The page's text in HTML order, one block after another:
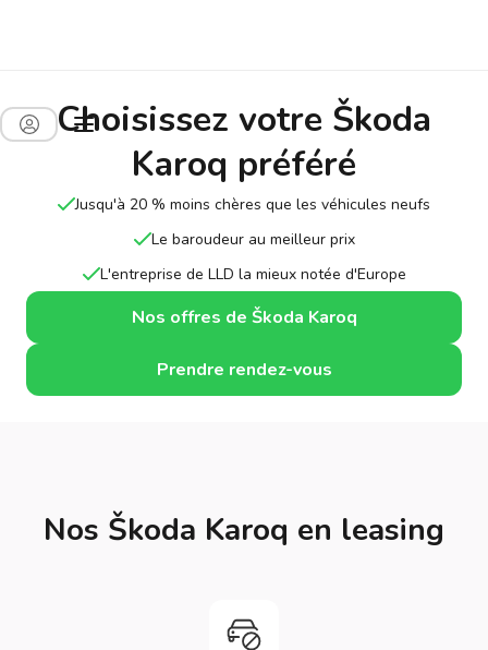
Choisissez votre Škoda
Karoq préféré
Jusqu'à 20 % moins chères que les véhicules neufs
Le baroudeur au meilleur prix
L'entreprise de LLD la mieux notée d'Europe
Nos offres de Škoda Karoq
Prendre rendez-vous
Nos Škoda Karoq en leasing